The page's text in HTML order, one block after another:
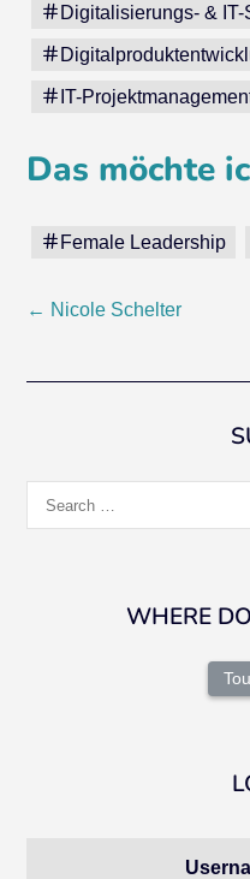
Digitalisierungs- & IT-
IT-
Das möchte
Female Leadership
Post
← Nicole Schelter
for:
WHERE